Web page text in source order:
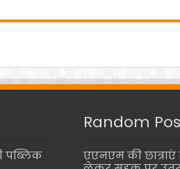
पब्लिक
Random
एएनएम की छात्राएं